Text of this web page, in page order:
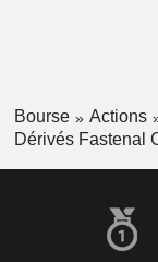
Bourse Actions
Dérivés Fastenal